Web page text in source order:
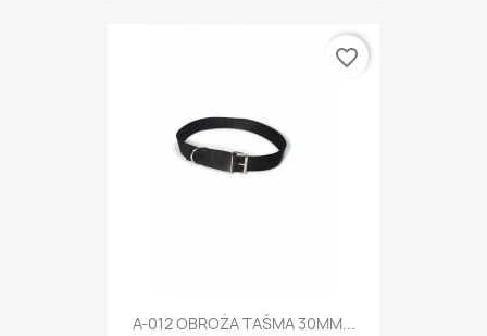
A-012 OBROŻA TAŚMA 30MM...
favorite_border